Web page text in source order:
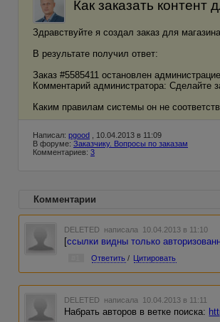
Как заказать контент
Здравствуйте я создал заказ для
В результате получил ответ:
Заказ #5585411 остановлен
Комментарий администратора: Сделайте
Каким правилам системы он не
Написал: pgood , 10.04.2013 в 11:09
В форуме: Заказчику. Вопросы по заказам
Комментариев: 3
Комментарии
DELETED написала 10.04.2013 в 11:10
[ссылки видны только
Ответить / Цитировать
DELETED написала 10.04.2013 в 11:11
Набрать авторов в ветке поиска: